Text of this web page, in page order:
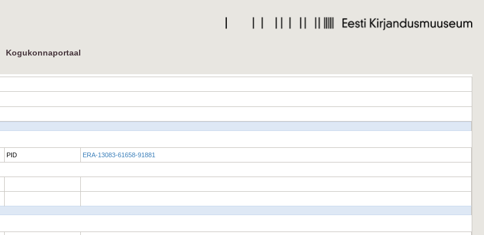
Kogukonnaportaal
PID ERA-13083-61658-91881